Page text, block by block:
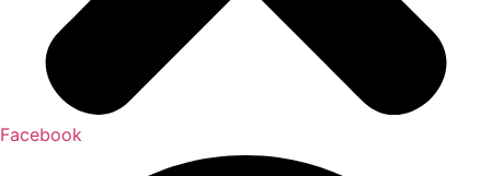
Facebook